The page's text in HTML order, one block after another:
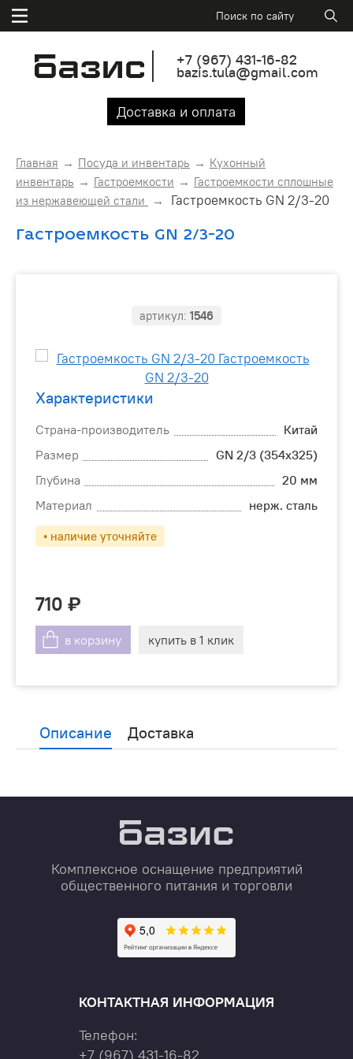
+7 (967) 431-16-82
bazis.tula@gmail.com
Доставка и оплата
Главная Посуда и инвентарь
Кухонный
инвентарь
Гастроемкости
Гастроемкости сплошные
из нержавеющей стали
Гастроемкость GN 2/3-20
Гастроемкость GN 2/3-20
артикул: 1546
Характеристики
Страна-производитель
Китай
Размер
GN 2/3 (354x325)
Глубина
20 мм
Материал
нерж. сталь
• наличие уточняйте
710
в корзину купить в 1 клик
Описание Доставка
Комплексное оснащение предприятий
общественного питания и торговли
КОНТАКТНАЯ ИНФОРМАЦИЯ
Телефон:
+7 (967) 431-16-82